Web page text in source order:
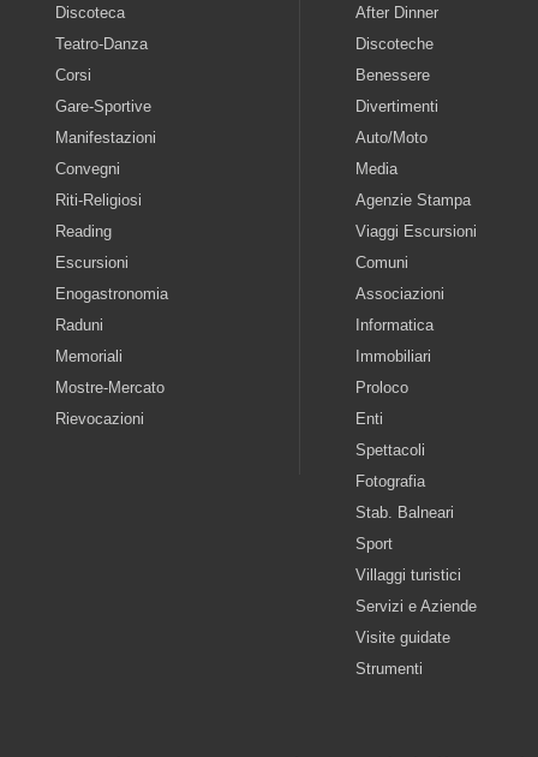
Discoteca
Teatro-Danza
Corsi
Gare-Sportive
Manifestazioni
Convegni
Riti-Religiosi
Reading
Escursioni
Enogastronomia
Raduni
Memoriali
Mostre-Mercato
Rievocazioni
After Dinner
Discoteche
Benessere
Divertimenti
Auto/Moto
Media
Agenzie Stampa
Viaggi Escursioni
Comuni
Associazioni
Informatica
Immobiliari
Proloco
Enti
Spettacoli
Fotografia
Stab. Balneari
Sport
Villaggi turistici
Servizi e Aziende
Visite guidate
Strumenti